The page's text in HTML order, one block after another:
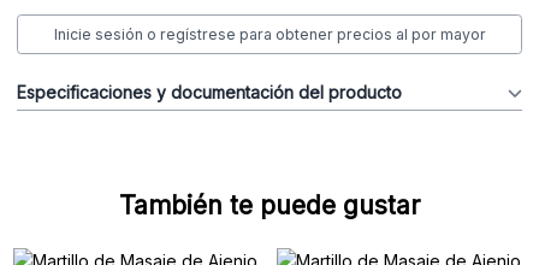
Inicie sesión o regístrese para obtener precios al por mayor
Especificaciones y documentación del producto
También te puede gustar